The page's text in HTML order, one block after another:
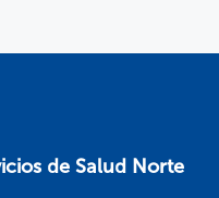
de Salud Norte